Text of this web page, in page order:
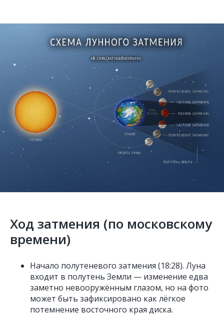
Ход затмения (по московскому
времени)
Начало полутеневого затмения (18:28). Луна
входит в полутень Земли — изменение едва
заметно невооружённым глазом, но на фото
может быть зафиксировано как лёгкое
потемнение восточного края диска.